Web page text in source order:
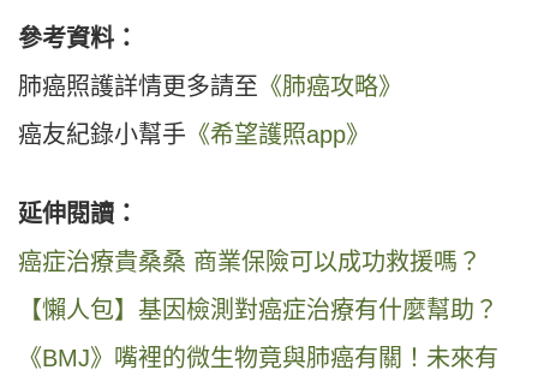
參考資料：
肺癌照護詳情更多請至 《肺癌攻略》
癌友紀錄小幫手 《希望護照app》
延伸閱讀：
癌症治療貴桑桑 商業保險可以成功救援嗎？
【懶人包】基因檢測對癌症治療有什麼幫助？
《BMJ》嘴裡的微生物竟與肺癌有關！未來有